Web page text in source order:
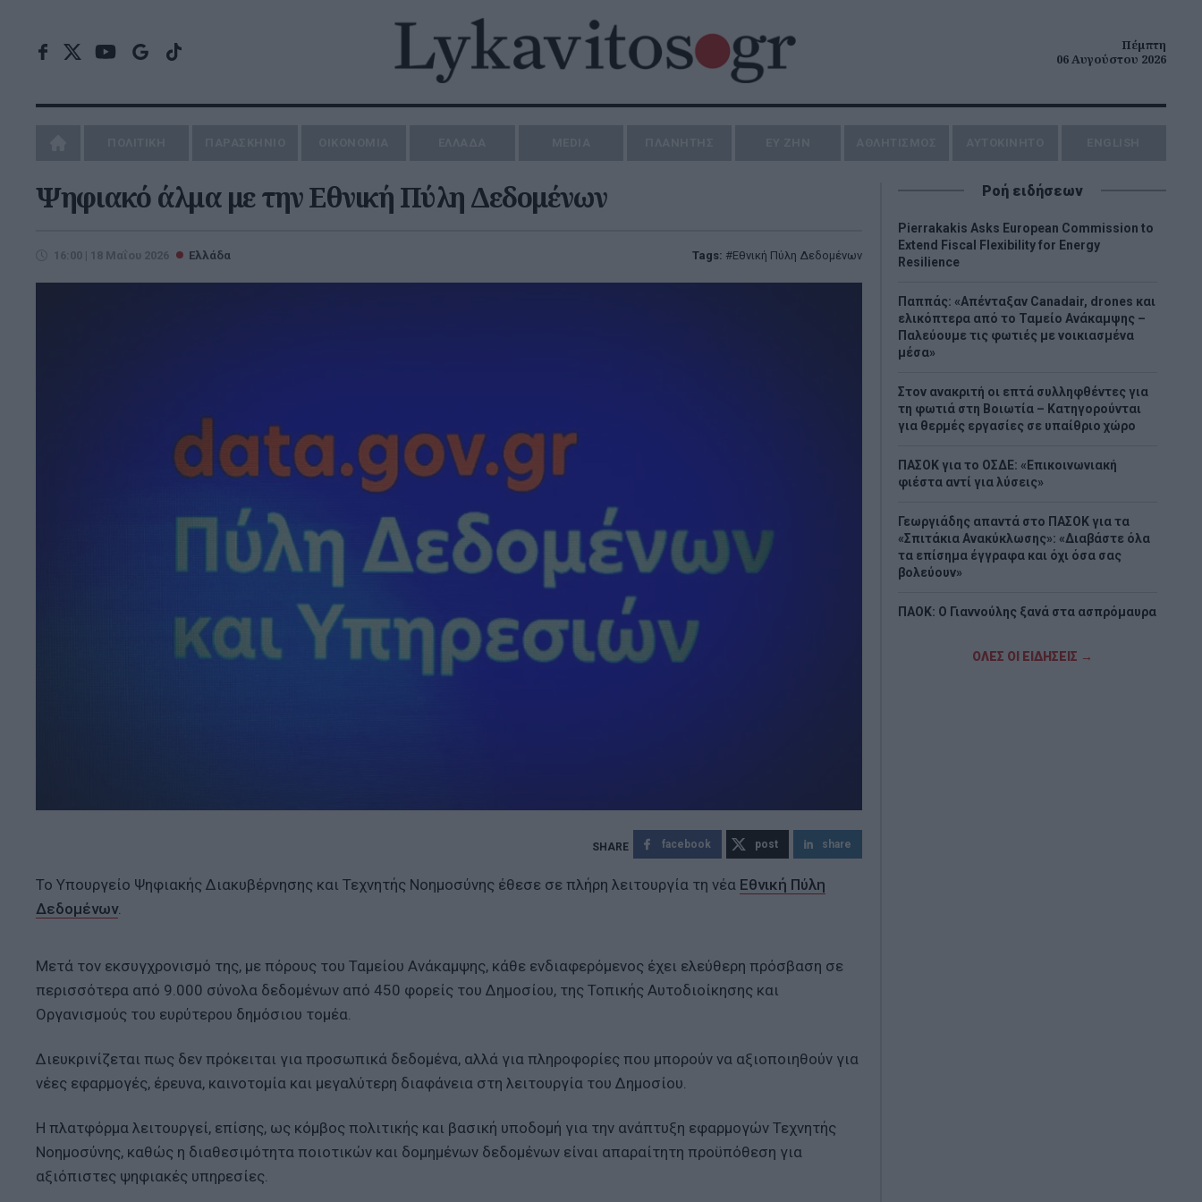
Πέμπτη
06 Αυγούστου 2026
Ψηφιακό άλμα με την Εθνική Πύλη Δεδομένων
16:00 | 18 Μαΐου 2026 Ελλάδα Tags: Εθνική Πύλη Δεδομένων
facebook post share
Το Υπουργείο Ψηφιακής Διακυβέρνησης και Τεχνητής Νοημοσύνης έθεσε σε πλήρη λειτουργία τη νέα Εθνική Πύλη
Δεδομένων.
Μετά τον εκσυγχρονισμό της, με πόρους του Ταμείου Ανάκαμψης, κάθε ενδιαφερόμενος έχει ελεύθερη πρόσβαση σε
περισσότερα από 9.000 σύνολα δεδομένων από 450 φορείς του Δημοσίου, της Τοπικής Αυτοδιοίκησης και
Οργανισμούς του ευρύτερου δημόσιου τομέα.
Διευκρινίζεται πως δεν πρόκειται για προσωπικά δεδομένα, αλλά για πληροφορίες που μπορούν να αξιοποιηθούν για
νέες εφαρμογές, έρευνα, καινοτομία και μεγαλύτερη διαφάνεια στη λειτουργία του Δημοσίου.
Η πλατφόρμα λειτουργεί, επίσης, ως κόμβος πολιτικής και βασική υποδομή για την ανάπτυξη εφαρμογών Τεχνητής
Νοημοσύνης, καθώς η διαθεσιμότητα ποιοτικών και δομημένων δεδομένων είναι απαραίτητη προϋπόθεση για
αξιόπιστες ψηφιακές υπηρεσίες.
Ροή ειδήσεων
Pierrakakis Asks European Commission to
Extend Fiscal Flexibility for Energy
Resilience
Παππάς: «Απένταξαν Canadair, drones και
ελικόπτερα από το Ταμείο Ανάκαμψης –
Παλεύουμε τις φωτιές με νοικιασμένα
μέσα»
Στον ανακριτή οι επτά συλληφθέντες για
τη φωτιά στη Βοιωτία – Κατηγορούνται
για θερμές εργασίες σε υπαίθριο χώρο
ΠΑΣΟΚ για το ΟΣΔΕ: «Επικοινωνιακή
φιέστα αντί για λύσεις»
Γεωργιάδης απαντά στο ΠΑΣΟΚ για τα
«Σπιτάκια Ανακύκλωσης»: «Διαβάστε όλα
τα επίσημα έγγραφα και όχι όσα σας
βολεύουν»
ΠΑΟΚ: Ο Γιαννούλης ξανά στα ασπρόμαυρα
Σε εξέλιξη οι έλεγχοι στα πυρόπληκτα
ΟΛΕΣ ΟΙ ΕΙΔΗΣΕΙΣ →